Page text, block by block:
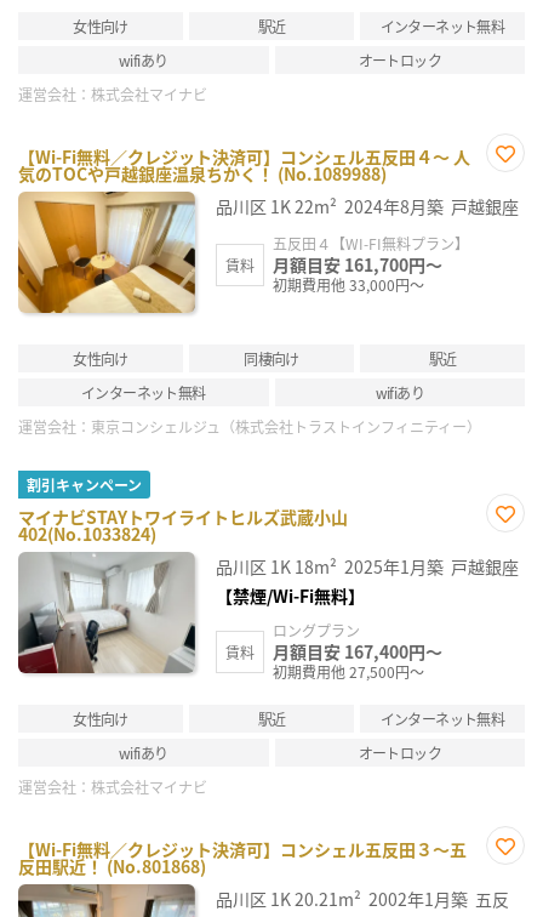
女性向け 駅近
インターネット無料
wifiあり
オートロック
運営会社： 株式会社マイナビ
【Wi-Fi無料／クレジット決済可】コンシェル五反田４～ 人
気のTOCや戸越銀座温泉ちかく！ (No.1089988)
に入
り登
品川区 1K22m² 2024年8月築 戸越銀座
賃料
五反田４【WI-FI無料プラン】
月額目安 161,700円～
初期費用他 33,000円～
女性向け 同棲向け
駅近
インターネット無料
wifiあり
運営会社： 東京コンシェルジュ（株式会社トラストインフィニティー）
割引キャンペーン
マイナビSTAYトワイライトヒルズ武蔵小山
402(No.1033824)
に入
り登
品川区 1K 18m² 2025年1月築 戸越銀座
【禁煙/Wi-Fi無料】
賃料
ロングプラン
月額目安 167,400円～
初期費用他 27,500円～
女性向け 駅近
インターネット無料
wifiあり
オートロック
運営会社： 株式会社マイナビ
【Wi-Fi無料／クレジット決済可】コンシェル五反田３～五
反田駅近！ (No.801868)
に入
り登
品川区 1K20.21m² 2002年1月築 五反